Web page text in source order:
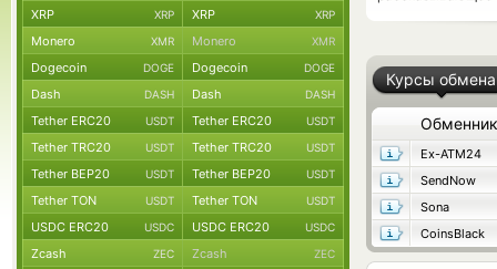
Курсы обмена
Обменник
Ex-ATM24
SendNow
Sona
CoinsBlack
XRP XRP XRP XRP
Monero XMR Monero XMR
Dogecoin DOGE Dogecoin DOGE
Dash DASH Dash DASH
Tether ERC20 USDT Tether ERC20 USDT
Tether TRC20 USDT Tether TRC20 USDT
Tether BEP20 USDT Tether BEP20 USDT
Tether TON USDT Tether TON USDT
USDC ERC20 USDC USDC ERC20 USDC
Zcash ZEC Zcash ZEC